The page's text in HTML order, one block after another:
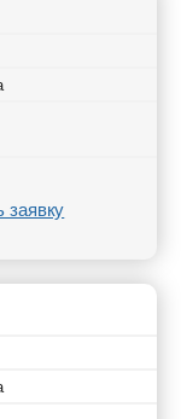
заявку